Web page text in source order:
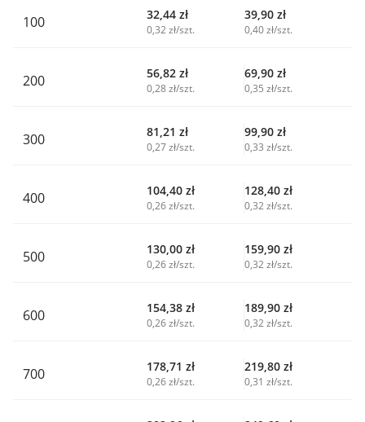
100
32,44 zł
0,32 zł/szt.
39,90 zł
0,40 zł/szt.
200 56,82 zł
0,28 zł/szt.
69,90 zł
0,35 zł/szt.
300 81,21 zł
0,27 zł/szt.
99,90 zł
0,33 zł/szt.
400 104,40 zł
0,26 zł/szt.
128,40 zł
0,32 zł/szt.
500 130,00 zł
0,26 zł/szt.
159,90 zł
0,32 zł/szt.
600 154,38 zł
0,26 zł/szt.
189,90 zł
0,32 zł/szt.
700 178,71 zł
0,26 zł/szt.
219,80 zł
0,31 zł/szt.